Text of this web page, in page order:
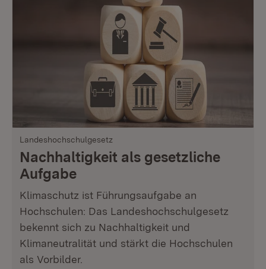
Landeshochschulgesetz
Nachhaltigkeit als gesetzliche
Aufgabe
Klimaschutz ist Führungsaufgabe an
Hochschulen: Das Landeshochschulgesetz
bekennt sich zu Nachhaltigkeit und
Klimaneutralität und stärkt die Hochschulen
als Vorbilder.